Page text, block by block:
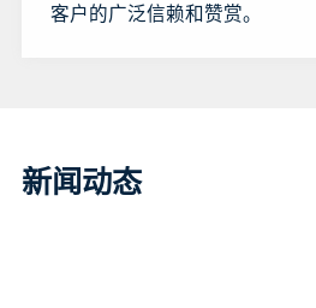
客户的广泛信赖和赞赏。
新闻动态